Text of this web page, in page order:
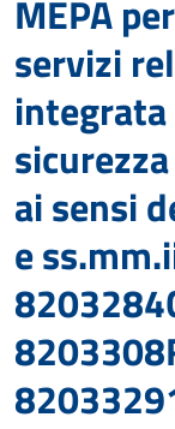
MEPA
servizi
ai sensi
e